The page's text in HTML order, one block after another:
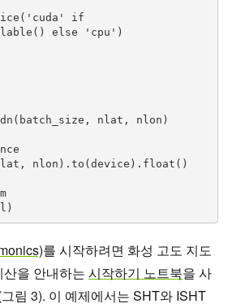
if
else 'cpu')
nlat, nlon)
nlon).to(device).float()
를 시작하려면 화성 고도 지도
을 안내하는 시작하기 노트북을 사
림 3). 이 예제에서는 SHT와 ISHT